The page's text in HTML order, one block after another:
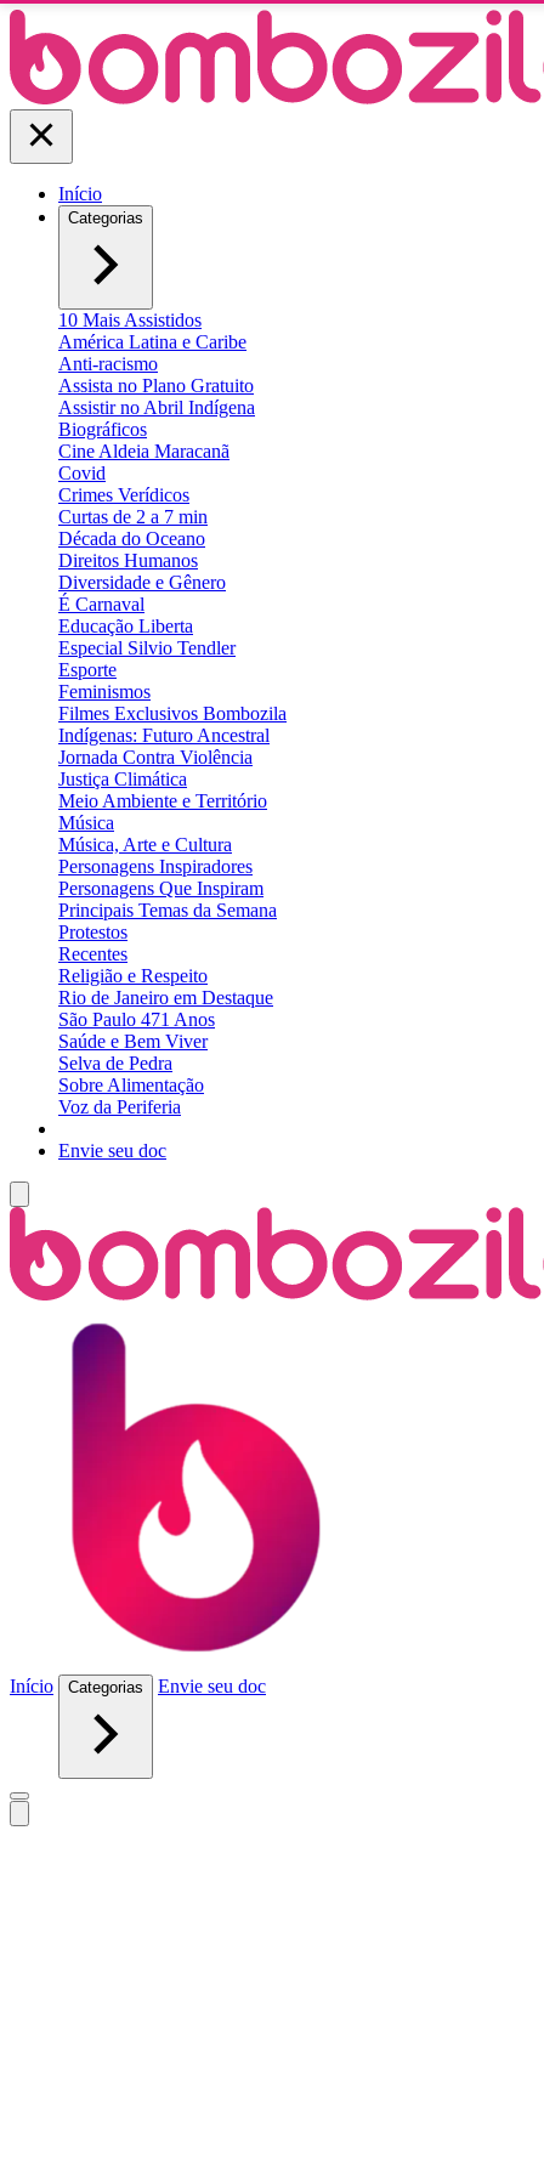
Início
Categorias
10 Mais Assistidos
América Latina e Caribe
Anti-racismo
Assista no Plano Gratuito
Assistir no Abril Indígena
Biográficos
Cine Aldeia Maracanã
Covid
Crimes Verídicos
Curtas de 2 a 7 min
Década do Oceano
Direitos Humanos
Diversidade e Gênero
É Carnaval
Educação Liberta
Especial Silvio Tendler
Esporte
Feminismos
Filmes Exclusivos Bombozila
Indígenas: Futuro Ancestral
Jornada Contra Violência
Justiça Climática
Meio Ambiente e Território
Música
Música, Arte e Cultura
Personagens Inspiradores
Personagens Que Inspiram
Principais Temas da Semana
Protestos
Recentes
Religião e Respeito
Rio de Janeiro em Destaque
São Paulo 471 Anos
Saúde e Bem Viver
Selva de Pedra
Sobre Alimentação
Voz da Periferia
Envie seu doc
Início Categorias Envie seu doc